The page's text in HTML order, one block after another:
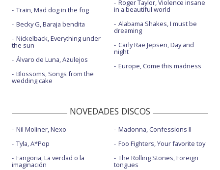
Train, Mad dog in the fog
Becky G, Baraja bendita
Nickelback, Everything under
the sun
Álvaro de Luna, Azulejos
Blossoms, Songs from the
wedding cake
Roger Taylor, Violence insane
in a beautiful world
Alabama Shakes, I must be
dreaming
Carly Rae Jepsen, Day and
night
Europe, Come this madness
NOVEDADES DISCOS
Nil Moliner, Nexo
Tyla, A*Pop
Fangoria, La verdad o la
imaginación
Madonna, Confessions II
Foo Fighters, Your favorite toy
The Rolling Stones, Foreign
tongues